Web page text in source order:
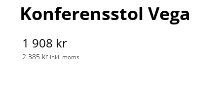
Konferensstol Vega
1 908 kr
2 385 kr inkl. moms